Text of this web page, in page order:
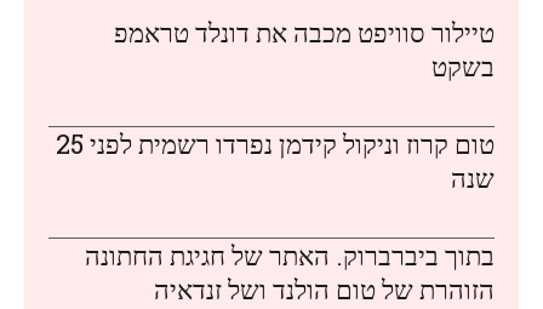
טיילור סוויפט מכבה את דונלד טראמפ
בשקט
טום קרוז וניקול קידמן נפרדו רשמית לפני 25
שנה
בתוך ביברברוק. האתר של חגיגת החתונה
הזוהרת של טום הולנד ושל זנדאיה